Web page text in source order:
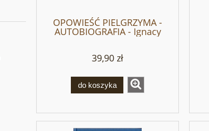
OPOWIEŚĆ PIELGRZYMA -
AUTOBIOGRAFIA - Ignacy
39,90 zł
do koszyka